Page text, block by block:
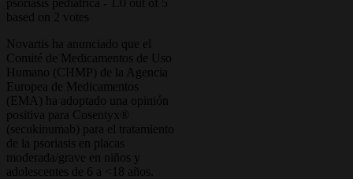
psoriasis pediátrica - 1.0 out of 5
based on
2 votes
Novartis ha anunciado que el
Comité de Medicamentos de Uso
Humano (CHMP) de la Agencia
Europea de Medicamentos
(EMA) ha adoptado una opinión
positiva para Cosentyx®
(secukinumab) para el tratamiento
de la psoriasis en placas
moderada/grave en niños y
adolescentes de 6 a <18 años.